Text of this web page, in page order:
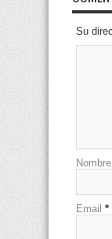
Su
Nombre
Email *